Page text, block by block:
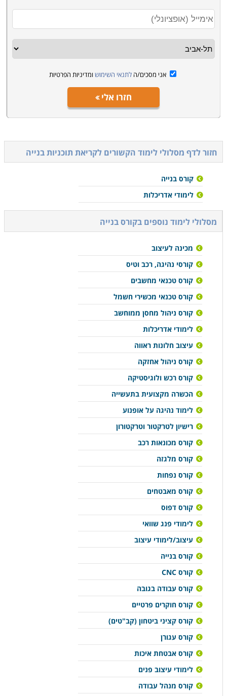
אני מסכים/ה לתנאי השימוש ומדיניות הפרטיות
חזרו אלי
חזור לדף מסלולי לימוד הקשורים לקריאת תוכניות בנייה
קורס בנייה
לימודי אדריכלות
מסלולי לימוד נוספים בקורס בנייה
מכינה לעיצוב
קורסי נהיגה, רכב וטיס
קורס טכנאי מחשבים
קורס טכנאי מכשירי חשמל
קורס ניהול מחסן ממוחשב
לימודי אדריכלות
עיצוב חלונות ראווה
קורס ניהול אחזקה
קורס רכש ולוגיסטיקה
הכשרה מקצועית בתעשייה
לימוד נהיגה על אופנוע
רישיון לטרקטור וטרקטורון
קורס מכונאות רכב
קורס מלגזה
קורס נפחות
קורס מאבטחים
קורס דפוס
לימודי פנג שוואי
עיצוב/לימודי עיצוב
קורס בנייה
קורס CNC
קורס עבודה בגובה
קורס חוקרים פרטיים
קורס קציני ביטחון (קב"טים)
קורס עגורן
קורס אבטחת איכות
לימודי עיצוב פנים
קורס מנהל עבודה